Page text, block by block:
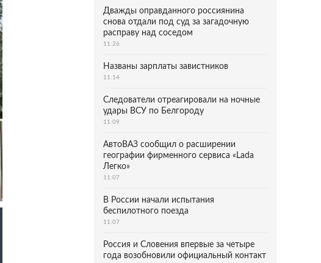
Дважды оправданного россиянина
снова отдали под суд за загадочную
расправу над соседом
11:26
Названы зарплаты завистников
11:14
Следователи отреагировали на ночные
удары ВСУ по Белгороду
11:09
АвтоВАЗ сообщил о расширении
географии фирменного сервиса «Lada
Легко»
11:07
В России начали испытания
беспилотного поезда
11:07
Россия и Словения впервые за четыре
года возобновили официальный контакт